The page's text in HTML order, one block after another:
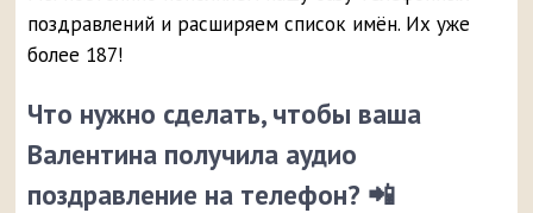
поздравлений и расширяем список имён. Их уже
более 187!
Что нужно сделать, чтобы ваша
Валентина получила аудио
поздравление на телефон? 📲